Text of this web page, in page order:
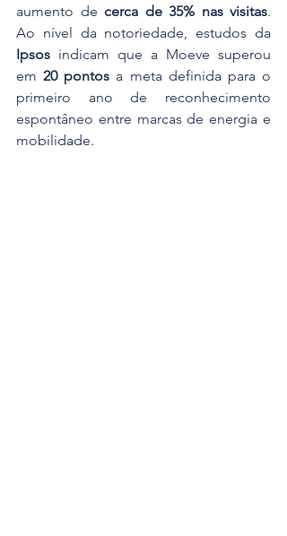
aumento de cerca de 35% nas visitas.
Ipsos indicam que a Moeve superou
em 20 pontos a meta definida para o
primeiro ano de reconhecimento
espontâneo entre marcas de energia e
mobilidade.